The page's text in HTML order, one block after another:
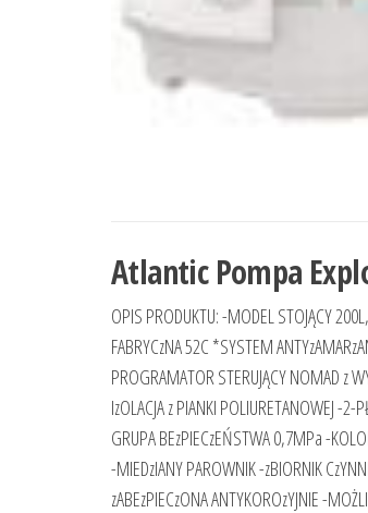
Atlantic Pompa
OPIS PRODUKTU: -MODEL STOJĄCY
FABRYCzNA 52C *SYSTEM
PROGRAMATOR STERUJĄCY NOMAD z
IzOLACJA z PIANKI POLIURETANOWEJ -
GRUPA BEzPIECzEŃSTWA 0,7MPa -
-MIEDzIANY PAROWNIK -zBIORNIK
zABEzPIECzONA ANTYKOROzYJNIE -